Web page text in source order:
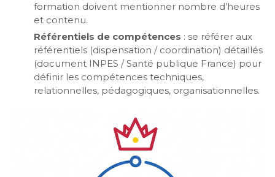
formation doivent mentionner nombre d’heures
et contenu.
Référentiels de compétences : se référer aux
référentiels (dispensation / coordination) détaillés
(document INPES / Santé publique France) pour
définir les compétences techniques,
relationnelles, pédagogiques, organisationnelles.